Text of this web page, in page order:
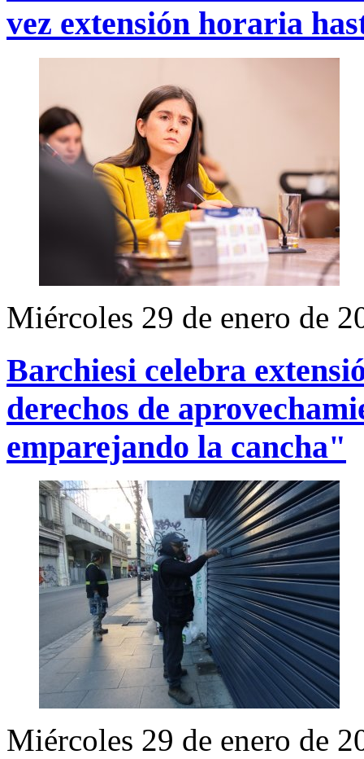
vez extensión horaria
Miércoles 29 de enero de
Barchiesi celebra
derechos de
emparejando la cancha"
Miércoles 29 de enero de